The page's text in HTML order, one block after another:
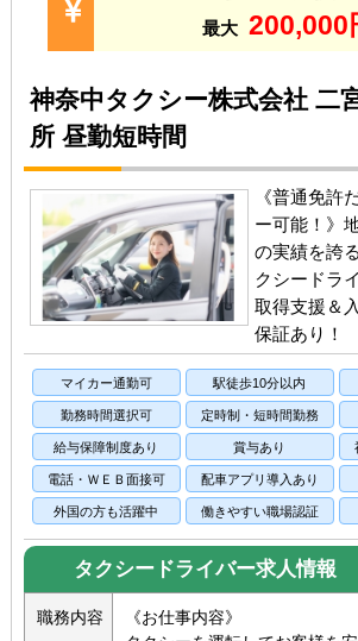
最大 200,000
神奈中タクシー株式会社 二
所 昼勤短時間
《普通免許
ー可能！》
の実績を誇
クシードラ
取得支援＆
保証あり！
マイカー通勤可 駅徒歩10分以内
勤務時間選択可 定時制・短時間勤務
給与保障制度あり 賞与あり
電話・ＷＥＢ面接可 配車アプリ導入あり
外国の方も活躍中 働きやすい職場認証
タクシードライバー求人情報
職務内容
《お仕事内容》